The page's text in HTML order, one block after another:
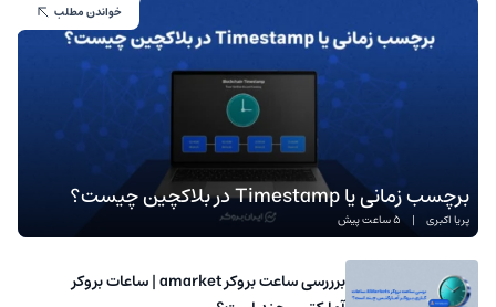
برچسب زمانی یا Timestamp در بلاکچین چیست؟
پریا اکبری | 5 ساعت پیش
خواندن مطلب
برررسی ساعت بروکر amarket | ساعات بروکر